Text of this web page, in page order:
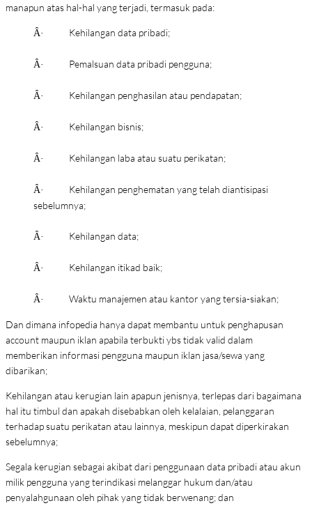
manapun atas hal-hal yang terjadi, termasuk pada:
Â· Kehilangan data pribadi;
Â· Pemalsuan data pribadi pengguna;
Â· Kehilangan penghasilan atau pendapatan;
Â· Kehilangan bisnis;
Â· Kehilangan laba atau suatu perikatan;
Â·
Kehilangan penghematan yang telah diantisipasi
sebelumnya;
Â· Kehilangan data;
Â· Kehilangan itikad baik;
Â· Waktu manajemen atau kantor yang tersia-siakan;
Dan dimana infopedia hanya dapat membantu untuk penghapusan
account maupun iklan apabila terbukti ybs tidak valid dalam
memberikan informasi pengguna maupun iklan jasa/sewa yang
dibarikan;
Kehilangan atau kerugian lain apapun jenisnya, terlepas dari bagaimana
hal itu timbul dan apakah disebabkan oleh kelalaian, pelanggaran
terhadap suatu perikatan atau lainnya, meskipun dapat diperkirakan
sebelumnya;
Segala kerugian sebagai akibat dari penggunaan data pribadi atau akun
milik pengguna yang terindikasi melanggar hukum dan/atau
penyalahgunaan oleh pihak yang tidak berwenang; dan